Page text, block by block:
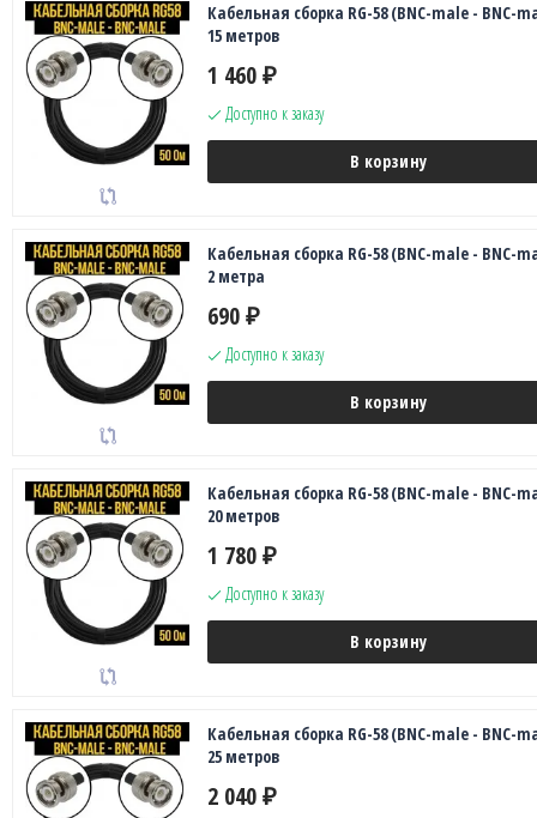
Кабельная сборка RG-58 (BNC-male - BNC-
15 метров
1 460 ₽
Доступно к заказу
В корзину
Кабельная сборка RG-58 (BNC-male - BNC-
2 метра
690 ₽
Доступно к заказу
В корзину
Кабельная сборка RG-58 (BNC-male - BNC-
20 метров
1 780 ₽
Доступно к заказу
В корзину
Кабельная сборка RG-58 (BNC-male - BNC-
25 метров
2 040 ₽